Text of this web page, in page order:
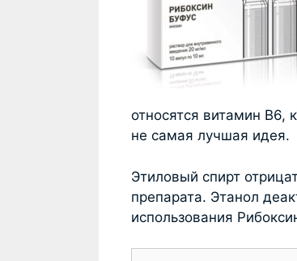
относятся витамин B6,
не самая лучшая идея.
Этиловый спирт
препарата. Этанол
использования